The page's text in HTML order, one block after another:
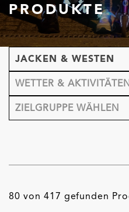
PRODUKTE
JACKEN & WESTEN
WETTER &
ZIELGRUPPE WÄHLEN
80 von 417 gefunden